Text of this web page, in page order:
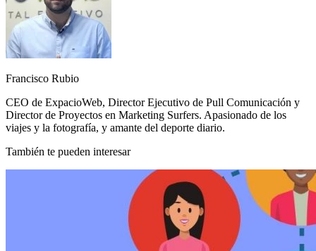
Francisco Rubio
CEO de ExpacioWeb, Director Ejecutivo de Pull Comunicación y
Director de Proyectos en Marketing Surfers. Apasionado de los
viajes y la fotografía, y amante del deporte diario.
También te pueden interesar